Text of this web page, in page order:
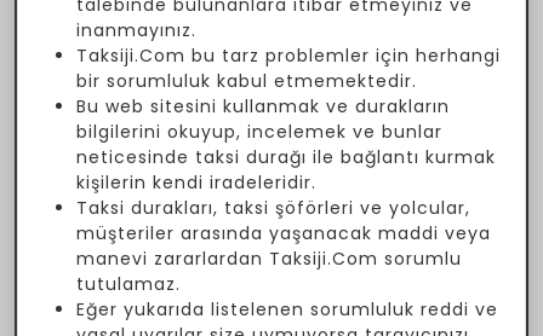
talebinde bulunanlara itibar etmeyiniz ve
inanmayınız.
Taksiji.Com bu tarz problemler için herhangi
bir sorumluluk kabul etmemektedir.
Bu web sitesini kullanmak ve durakların
bilgilerini okuyup, incelemek ve bunlar
neticesinde taksi durağı ile bağlantı kurmak
kişilerin kendi iradeleridir.
Taksi durakları, taksi şöförleri ve yolcular,
müşteriler arasında yaşanacak maddi veya
manevi zararlardan Taksiji.Com sorumlu
tutulamaz.
Eğer yukarıda listelenen sorumluluk reddi ve